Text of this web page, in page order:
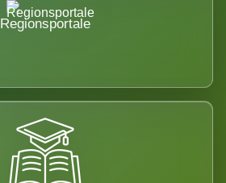
Regionsportale